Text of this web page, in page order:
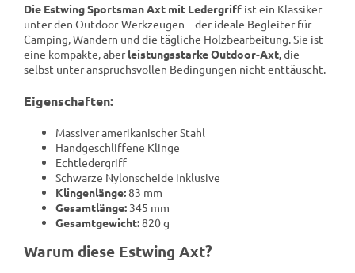
Die Estwing Sportsman Axt mit Ledergriff ist ein Klassiker
unter den Outdoor-Werkzeugen – der ideale Begleiter für
Camping, Wandern und die tägliche Holzbearbeitung. Sie ist
eine kompakte, aberleistungsstarke Outdoor-Axt,die
selbst unter anspruchsvollen Bedingungen nicht enttäuscht.
Eigenschaften:
Massiver amerikanischer Stahl
Handgeschliffene Klinge
Echtledergriff
Schwarze Nylonscheide inklusive
Klingenlänge:83 mm
Gesamtlänge: 345 mm
Gesamtgewicht:820 g
Warum diese Estwing Axt?